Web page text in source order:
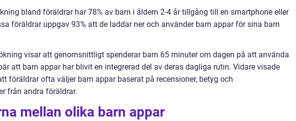
bland föräldrar har 78% av barn i åldern 2-4 år tillgång till en smartphone eller
föräldrar uppgav 93% att de laddar ner och använder barn appar för sina barn
visar att genomsnittligt spenderar barn 65 minuter om dagen på att använda
att barn appar har blivit en integrerad del av deras dagliga rutin. Vidare visade
föräldrar ofta väljer barn appar baserat på recensioner, betyg och
från andra föräldrar.
mellan olika barn appar